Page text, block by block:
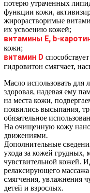
потерю утраченных
функции кожи,
жирорастворимые
их усвоению кожей;
витамины Е, b-
кожи;
витамин D
гидровитон смягчает,
Масло использовать для
здоровая, надевая ему
на места кожи,
появились высыпания,
обязательное
На очищенную кожу
движениями.
Дополнительные
ухода за кожей грудных,
чувствительной кожей.
релаксирующего
смягчения, увлажнения
детей и взрослых.